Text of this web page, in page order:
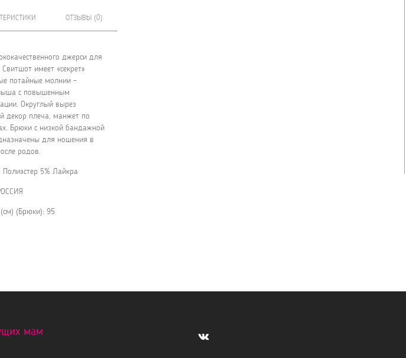
ОТЗЫВЫ (0)
джерси для
имеет «секрет»
потайные молнии –
с повышенным
Округлый вырез
декор плеча, манжет по
Брюки с низкой бандажной
для ношения в
родов.
Полиэстер 5% Лайкра
(Брюки): 95
мам